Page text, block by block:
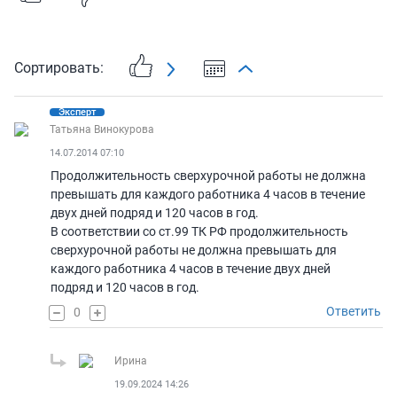
Сортировать:
Татьяна Винокурова
Эксперт
14.07.2014 07:10
Продолжительность сверхурочной работы не должна
превышать для каждого работника 4 часов в течение
двух дней подряд и 120 часов в год.
В соответствии со ст.99 ТК РФ продолжительность
сверхурочной работы не должна превышать для
каждого работника 4 часов в течение двух дней
подряд и 120 часов в год.
Ответить
0
Ирина
19.09.2024 14:26